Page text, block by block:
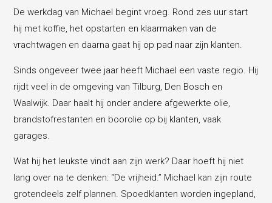
De werkdag van Michael begint vroeg. Rond zes uur start
hij met koffie, het opstarten en klaarmaken van de
vrachtwagen en daarna gaat hij op pad naar zijn klanten.
Sinds ongeveer twee jaar heeft Michael een vaste regio. Hij
rijdt veel in de omgeving van Tilburg, Den Bosch en
Waalwijk. Daar haalt hij onder andere afgewerkte olie,
brandstofrestanten en boorolie op bij klanten, vaak
garages.
Wat hij het leukste vindt aan zijn werk? Daar hoeft hij niet
lang over na te denken: “De vrijheid.” Michael kan zijn route
grotendeels zelf plannen. Spoedklanten worden ingepland,